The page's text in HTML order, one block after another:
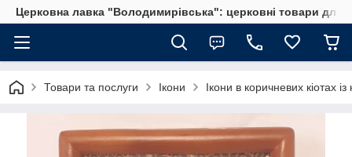
Церковна лавка "Володимирівська": церковні товари для
Товари та послуги Ікони Ікони в коричневих кіотах